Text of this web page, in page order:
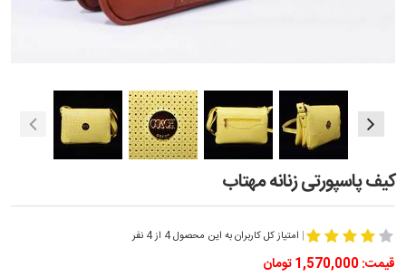
کیف پاسپورتی زنانه مهتاب
| امتیاز کل کاربران به این محصول 4 از 4 نفر
قیمت: 1,570,000 تومان